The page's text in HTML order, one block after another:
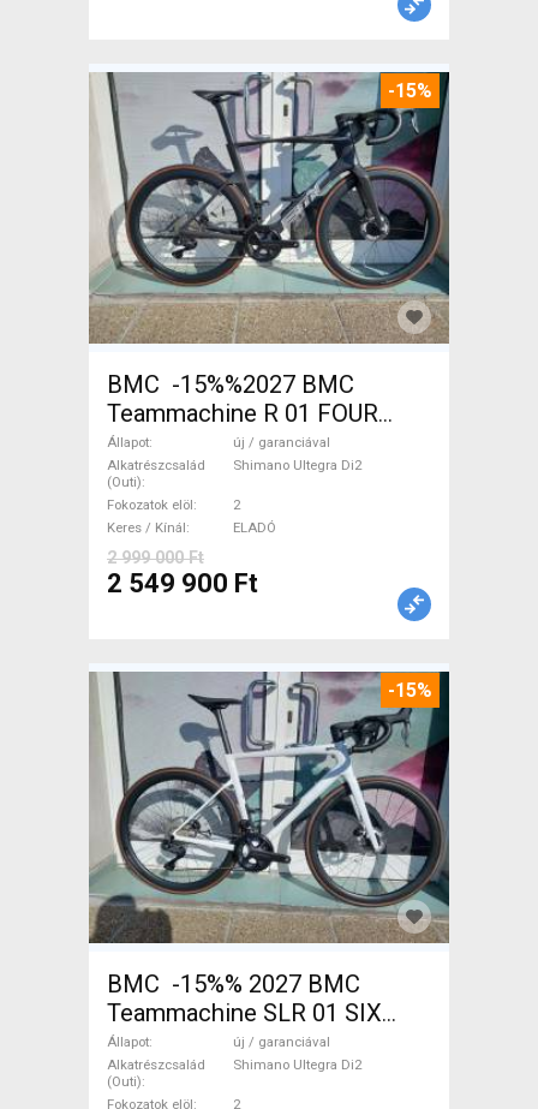
-15%
BMC -15%%2027 BMC
Teammachine R 01 FOUR
(56,58) Országúti Shimano
Ultegra Di2 tárcsafék új /
garanciával ELADÓ
Állapot
új / garanciával
Alkatrészcsalád
(Outi)
Shimano Ultegra Di2
Fokozatok elöl
2
Keres / Kínál
ELADÓ
2 999 000 Ft
2 549 900 Ft
-15%
BMC -15%% 2027 BMC
Teammachine SLR 01 SIX
Ultegra Di2 Országúti
Shimano Ultegra Di2 tárcsafék
új / garanciával ELADÓ
Állapot
új / garanciával
Alkatrészcsalád
(Outi)
Shimano Ultegra Di2
Fokozatok elöl 2